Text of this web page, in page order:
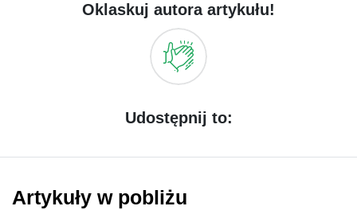
Oklaskuj autora artykułu!
Udostępnij to:
Artykuły w pobliżu